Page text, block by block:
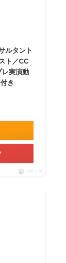
ルタント
ト／CC
実演動
き
ポチップ